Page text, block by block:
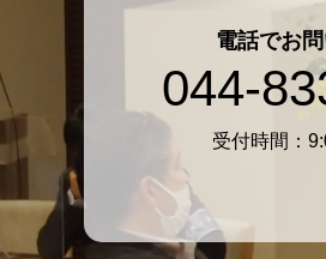
電話でお
044-
受付時間：